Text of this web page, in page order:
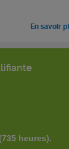
En savoir
heures).